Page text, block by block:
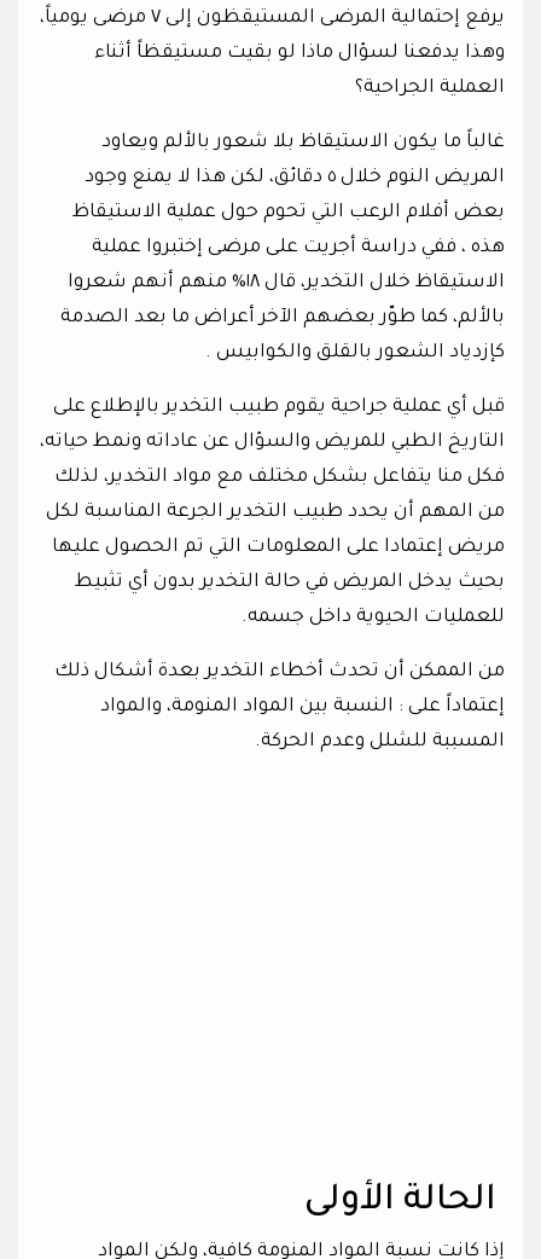
يرفع إحتمالية المرضى المستيقظون إلى ٧ مرضى يومياً،
وهذا يدفعنا لسؤال ماذا لو بقيت مستيقظاً أثناء
العملية الجراحية؟
غالباً ما يكون الاستيقاظ بلا شعور بالألم ويعاود
المريض النوم خلال ٥ دقائق، لكن هذا لا يمنع وجود
بعض أفلام الرعب التي تحوم حول عملية الاستيقاظ
هذه ، ففي دراسة أجريت على مرضى إختبروا عملية
الاستيقاظ خلال التخدير، قال ١٨% منهم أنهم شعروا
بالألم، كما طوّر بعضهم الآخر أعراض ما بعد الصدمة
كإزدياد الشعور بالقلق والكوابيس .
قبل أي عملية جراحية يقوم طبيب التخدير بالإطلاع على
التاريخ الطبي للمريض والسؤال عن عاداته ونمط حياته،
فكل منا يتفاعل بشكل مختلف مع مواد التخدير، لذلك
من المهم أن يحدد طبيب التخدير الجرعة المناسبة لكل
مريض إعتمادا على المعلومات التي تم الحصول عليها
بحيث يدخل المريض في حالة التخدير بدون أي تثبيط
للعمليات الحيوية داخل جسمه.
من الممكن أن تحدث أخطاء التخدير بعدة أشكال ذلك
إعتماداً على : النسبة بين المواد المنومة، والمواد
المسببة للشلل وعدم الحركة.
الحالة الأولى
إذا كانت نسبة المواد المنومة كافية، ولكن المواد